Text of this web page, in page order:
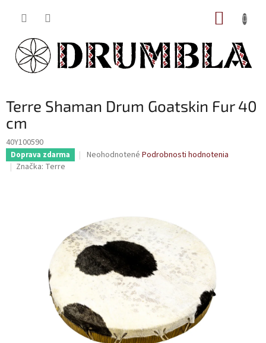
Terre Shaman Drum Goatskin Fur 40
cm
40Y100590
Doprava zdarma
Priemerné
5
hviezdičiek.
Neohodnotené Podrobnosti hodnotenia
Značka: Terre